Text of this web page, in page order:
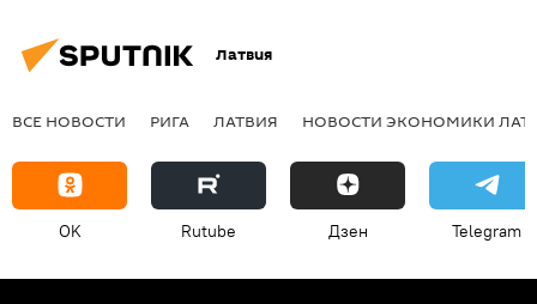
Латвия
ВСЕ НОВОСТИ РИГА ЛАТВИЯ НОВОСТИ ЭКОНОМИКИ
OK Rutube Дзен Telegram